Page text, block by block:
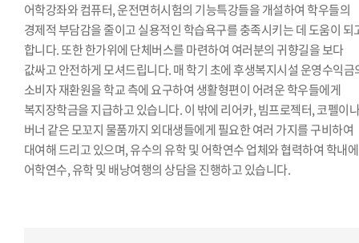
어학강좌와 컴퓨터, 운전면허시험의 기능특강들을 개설하여 학우들의
경제적 부담감을 줄이고 실용적인 학습욕구를 충족시키는 데 도움이 되
합니다. 또한 한가위에 단체버스를 마련하여 여러분의 귀향길을 보다
값싸고 안전하게 모셔드립니다. 매 학기 초에 후생복지시설 운영수익금
소비자 재환원을 학교 측에 요구하여 생활형편이 어려운 학우들에게
복지장학금을 지급하고 있습니다. 이 밖에 리어카, 빔프로젝터, 코펠이
버너 같은 모꼬지 물품까지 외대생들에게 필요한 여러 가지를 구비하여
대여해 드리고 있으며, 유수의 유학 및 어학연수 업체와 협력하여 학내
어학연수, 유학 및 배낭여행의 상담을 진행하고 있습니다.